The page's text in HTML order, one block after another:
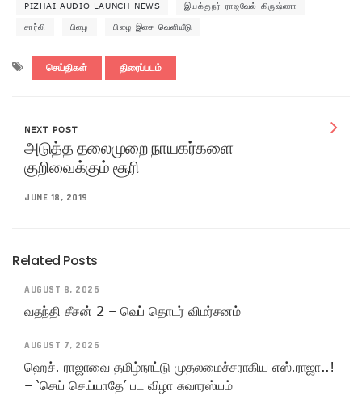
PIZHAI AUDIO LAUNCH NEWS இயக்குநர் ராஜவேல் கிருஷ்ணா
சார்லி பிழை பிழை இசை வெளியீடு
செய்திகள் திரைப்படம்
NEXT POST
அடுத்த தலைமுறை நாயகர்களை
குறிவைக்கும் சூரி
JUNE 18, 2019
Related Posts
AUGUST 8, 2026
வதந்தி சீசன் 2 – வெப் தொடர் விமர்சனம்
AUGUST 7, 2026
ஹெச். ராஜாவை தமிழ்நாட்டு முதலமைச்சராகிய எஸ்.ராஜா..!
– ‘செய் செய்யாதே’ பட விழா சுவாரஸ்யம்